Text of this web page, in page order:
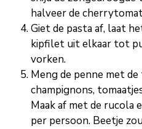
halveer de
Giet de pasta af, laat
kipfilet uit elkaar tot
vorken.
Meng de penne met
champignons,
Maak af met de rucola
per persoon. Beetje